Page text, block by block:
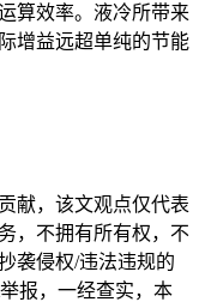
算效率。液冷所带来
增益远超单纯的节能
献，该文观点仅代表
，不拥有所有权，不
袭侵权/违法违规的
报，一经查实，本